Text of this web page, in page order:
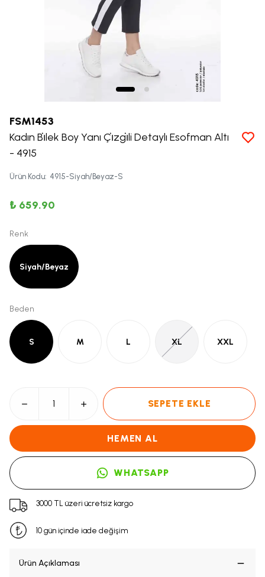
FSM1453
Kadın Bi̇lek Boy Yanı Çi̇zgi̇li Detaylı Esofman Altı
- 4915
Ürün Kodu: 4915-Siyah/Beyaz-S
₺ 659.90
Renk
Siyah/Beyaz
Beden
S M L XL XXL
SEPETE EKLE
HEMEN AL
WHATSAPP
3000 TL üzeri ücretsiz kargo
10 gün içinde iade değişim
Ürün Açıklaması